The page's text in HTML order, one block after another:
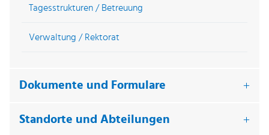
Tagesstrukturen / Betreuung
Verwaltung / Rektorat
Dokumente und Formulare
Standorte und Abteilungen